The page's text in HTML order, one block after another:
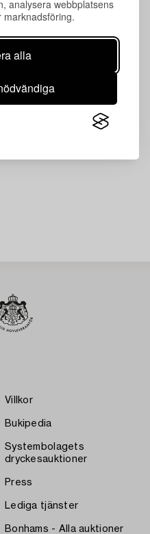
analysera webbplatsens
marknadsföring.
alla
Villkor
Bukipedia
Systembolagets
dryckesauktioner
Press
Lediga tjänster
Bonhams - Alla auktioner